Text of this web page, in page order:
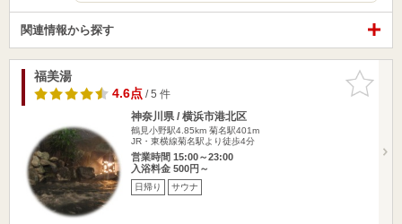
関連情報から探す
お気に入
りに追加
福美湯
4.6点/ 5 件
神奈川県 / 横浜市港北区
鶴見小野駅4.85km 菊名駅401m
JR・東横線菊名駅より徒歩4分
営業時間 15:00～23:00
入浴料金 500円～
日帰り サウナ